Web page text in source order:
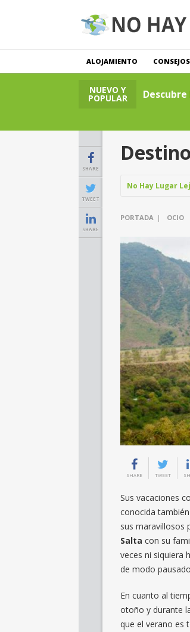
ALOJAMIENTO CONSEJOS
NUEVO Y
POPULAR
SHARE
TWEET
SHARE
No Hay Lugar
PORTADA | OCIO
SHARE TWEET
Sus vacaciones
conocida
sus maravillosos
Salta con su
veces ni siquiera
de modo
En cuanto al
otoño y durante
que el verano es